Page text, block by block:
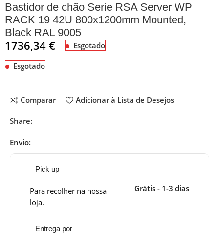
Bastidor de chão Serie RSA Server WP
RACK 19 42U 800x1200mm Mounted,
Black RAL 9005
1736,34€ Esgotado
Esgotado
Comparar Adicionar à Lista de Desejos
Share:
Envio:
Pick up
Para recolher na nossa
loja.
Grátis - 1-3 dias
Entrega por